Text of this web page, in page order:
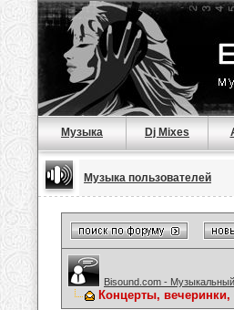
Музыка Dj Mixes
Музыка пользователей
Bisound.com -
Концерты,